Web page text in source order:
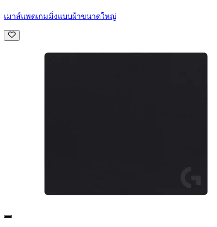
เมาส์แพดเกมมิ่งแบบผ้าขนาดใหญ่